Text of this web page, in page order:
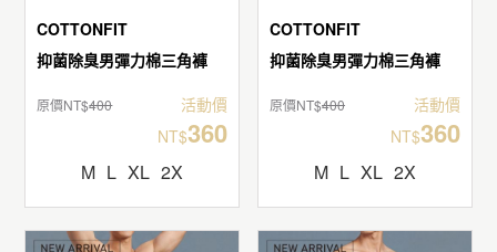
COTTONFIT
抑菌除臭男彈力棉三角褲
原價NT$400
活動價
NT$360
M L XL 2X
COTTONFIT
抑菌除臭男彈力棉三角褲
原價NT$400
活動價
NT$360
M L XL 2X